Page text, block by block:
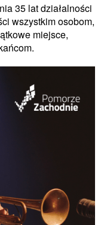
35 lat działalności
wszystkim osobom,
miejsce,